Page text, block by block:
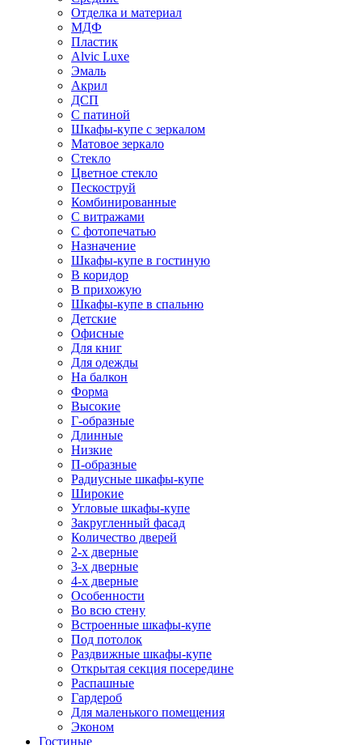
Отделка и материал
МДФ
Пластик
Alvic Luxe
Эмаль
Акрил
ДСП
С патиной
Шкафы-купе с зеркалом
Матовое зеркало
Стекло
Цветное стекло
Пескоструй
Комбинированные
С витражами
С фотопечатью
Назначение
Шкафы-купе в гостиную
В коридор
В прихожую
Шкафы-купе в спальню
Детские
Офисные
Для книг
Для одежды
На балкон
Форма
Высокие
Г-образные
Длинные
Низкие
П-образные
Радиусные шкафы-купе
Широкие
Угловые шкафы-купе
Закругленный фасад
Количество дверей
2-х дверные
3-х дверные
4-х дверные
Особенности
Во всю стену
Встроенные шкафы-купе
Под потолок
Раздвижные шкафы-купе
Открытая секция посередине
Распашные
Гардероб
Для маленького помещения
Эконом
Гостиные